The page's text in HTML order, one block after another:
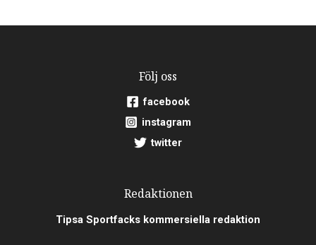
Följ oss
facebook
instagram
twitter
Redaktionen
Tipsa Sportfacks kommersiella redaktion